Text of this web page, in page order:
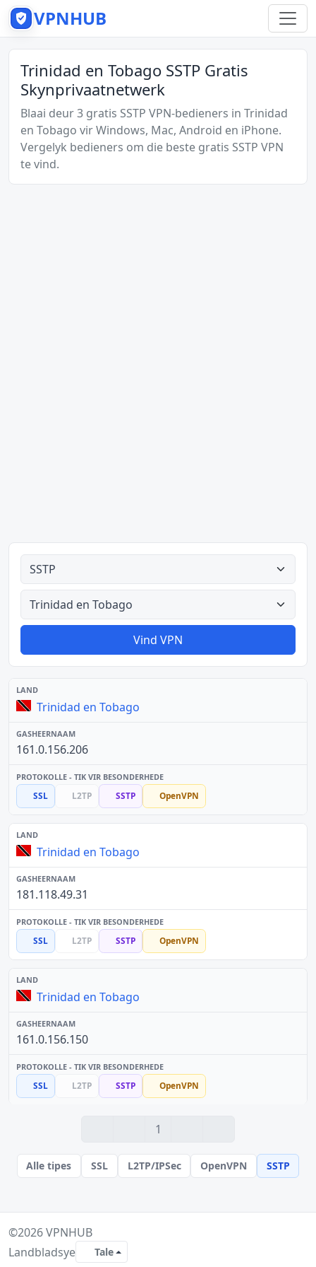
VPNHUB
Trinidad en Tobago SSTP Gratis
Skynprivaatnetwerk
Blaai deur 3 gratis SSTP VPN-bedieners in Trinidad
en Tobago vir Windows, Mac, Android en iPhone.
Vergelyk bedieners om die beste gratis SSTP VPN
te vind.
Alle tipes
Alle lande
Vind VPN
Trinidad en Tobago
161.0.156.206
SSL L2TP SSTP OpenVPN
Trinidad en Tobago
181.118.49.31
SSL L2TP SSTP OpenVPN
Trinidad en Tobago
161.0.156.150
SSL L2TP SSTP OpenVPN
1
Alle tipes SSL L2TP/IPSec OpenVPN SSTP
©2026VPNHUB
Landbladsye
Tale